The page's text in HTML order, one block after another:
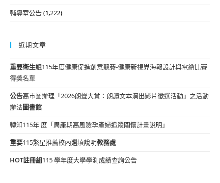
輔導室公告(1,222)
近期文章
重要衛生組115年度健康促進創意競賽-健康新視界海報設計與電繪比賽
得獎名單
公告高市圖辦理「2026朗聲大賞：朗讀文本演出影片徵選活動」之活動
辦法圖書館
轉知115年 度「周產期高風險孕產婦追蹤關懷計畫說明」
重要115繁星推薦校內選填說明教務處
HOT註冊組115 學年度大學學測成績查詢公告